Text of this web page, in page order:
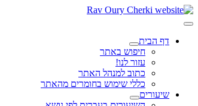
דף הבית
חיפוש באתר
עזור לנו!
כתוב למנהל האתר
כללי שימוש בחומרים מהאתר
שיעורים